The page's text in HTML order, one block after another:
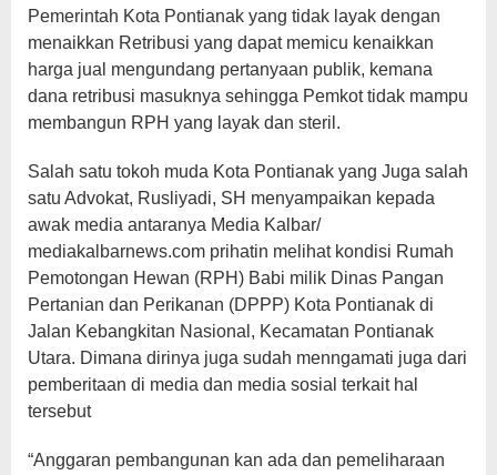
Pemerintah Kota Pontianak yang tidak layak dengan
menaikkan Retribusi yang dapat memicu kenaikkan
harga jual mengundang pertanyaan publik, kemana
dana retribusi masuknya sehingga Pemkot tidak mampu
membangun RPH yang layak dan steril.
Salah satu tokoh muda Kota Pontianak yang Juga salah
satu Advokat, Rusliyadi, SH menyampaikan kepada
awak media antaranya Media Kalbar/
mediakalbarnews.com prihatin melihat kondisi Rumah
Pemotongan Hewan (RPH) Babi milik Dinas Pangan
Pertanian dan Perikanan (DPPP) Kota Pontianak di
Jalan Kebangkitan Nasional, Kecamatan Pontianak
Utara. Dimana dirinya juga sudah menngamati juga dari
pemberitaan di media dan media sosial terkait hal
tersebut
“Anggaran pembangunan kan ada dan pemeliharaan